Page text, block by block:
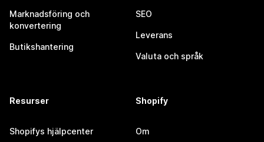
Marknadsföring och
konvertering
Butikshantering
SEO
Leverans
Valuta och språk
Resurser
Shopifys hjälpcenter
Shopify
Om